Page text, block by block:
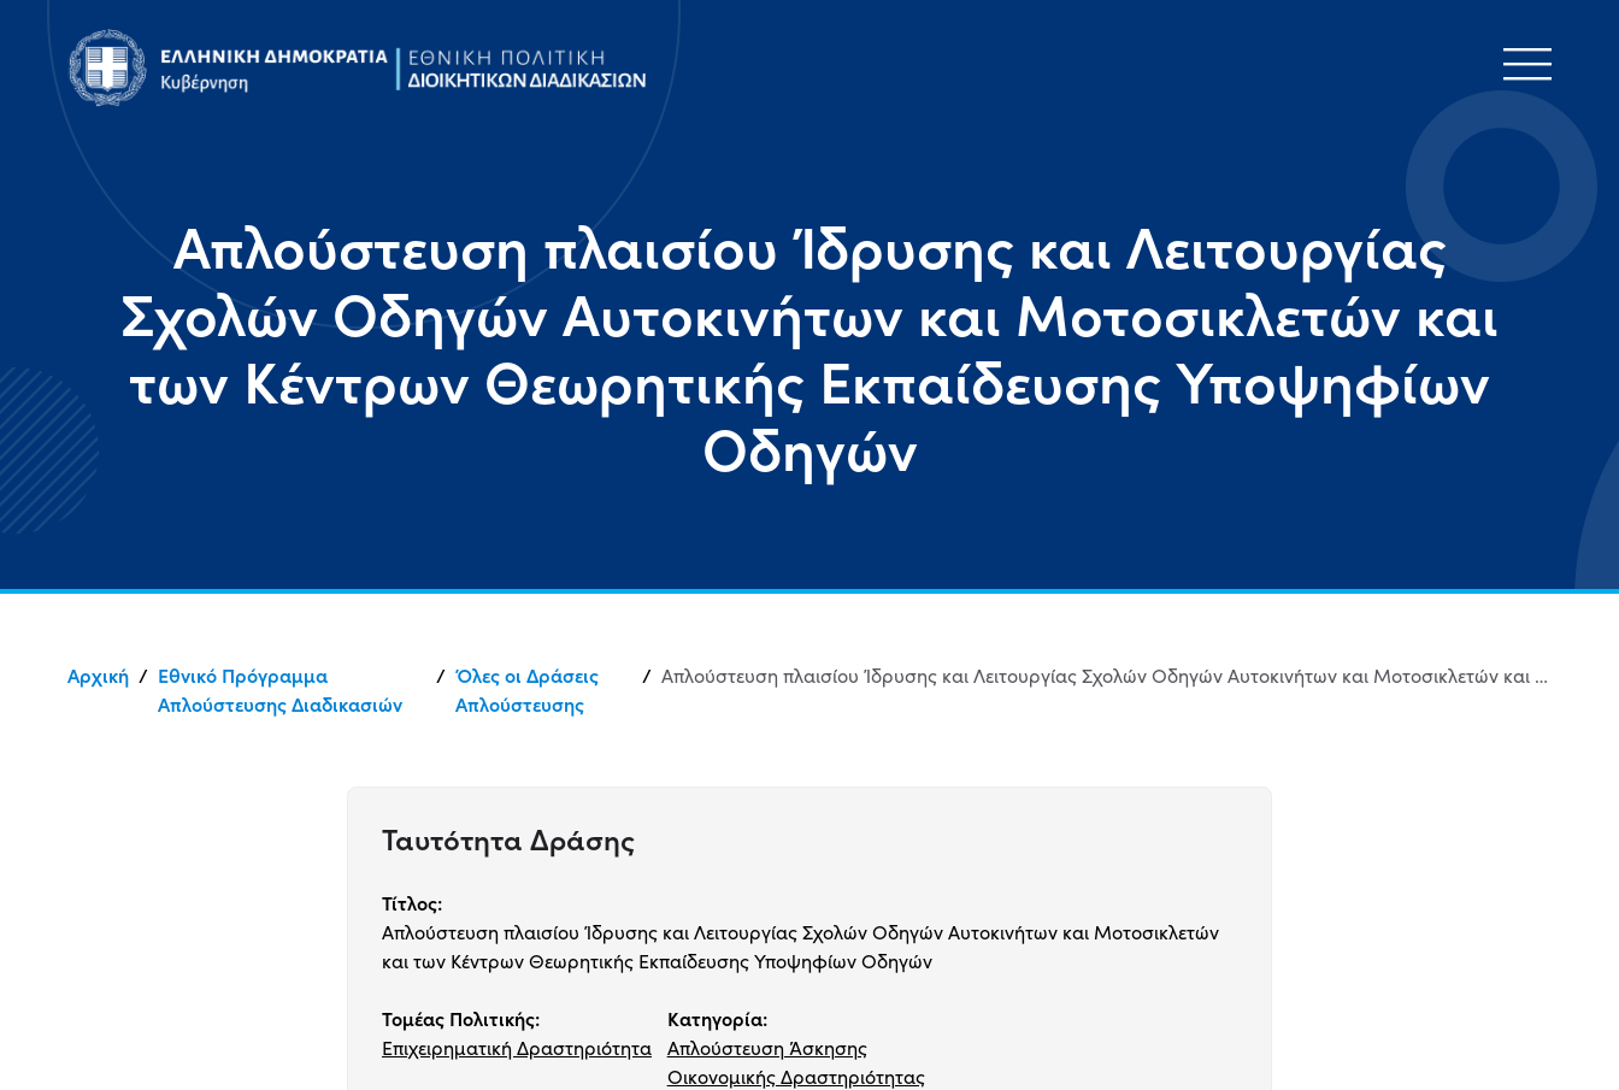
Απλούστευση πλαισίου Ίδρυσης και Λειτουργίας
Σχολών Οδηγών Αυτοκινήτων και Μοτοσικλετών και
των Κέντρων Θεωρητικής Εκπαίδευσης Υποψηφίων
Οδηγών
Αρχική / Εθνικό Πρόγραμμα
Απλούστευσης Διαδικασιών
/ Όλες οι Δράσεις
Απλούστευσης
/ Απλούστευση πλαισίου Ίδρυσης και Λειτουργίας Σχολών Οδηγών Αυτοκινήτων και Μοτοσικλετών και των Κέντρων Θεωρητικής Εκπαίδευσης Υποψηφίων Οδηγών
Ταυτότητα Δράσης
Τίτλος:
Απλούστευση πλαισίου Ίδρυσης και Λειτουργίας Σχολών Οδηγών Αυτοκινήτων και Μοτοσικλετών
και των Κέντρων Θεωρητικής Εκπαίδευσης Υποψηφίων Οδηγών
Τομέας Πολιτικής:
Επιχειρηματική Δραστηριότητα
Κατηγορία:
Απλούστευση Άσκησης
Οικονομικής Δραστηριότητας